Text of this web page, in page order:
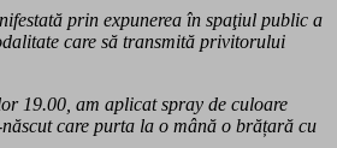
prin expunerea în spaţiul public a
care să transmită privitorului
19.00, am aplicat spray de culoare
care purta la o mână o brățară cu